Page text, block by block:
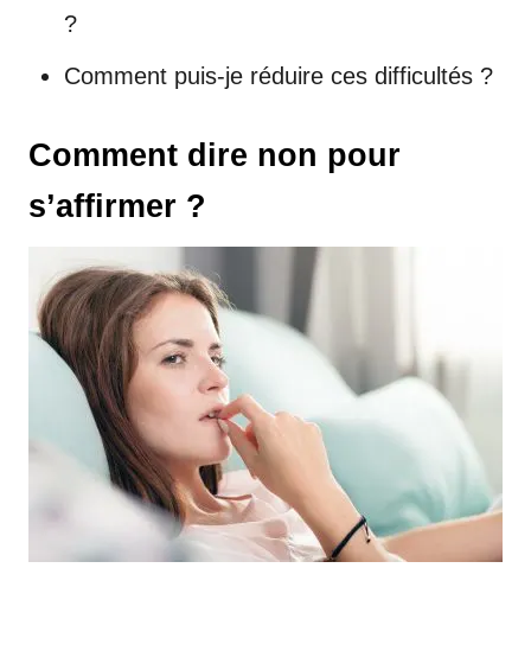
?
Comment puis-je réduire ces difficultés ?
Comment dire non pour
s’affirmer ?